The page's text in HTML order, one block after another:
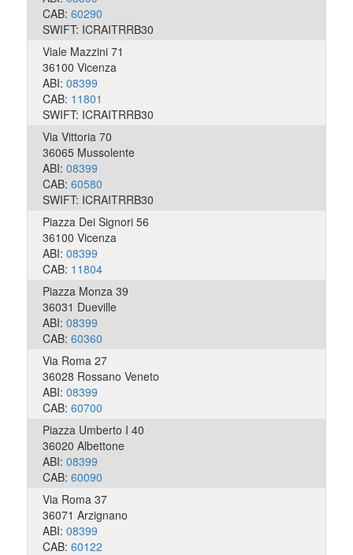
CAB: 60290
SWIFT: ICRAITRRB30
Viale Mazzini 71
36100 Vicenza
ABI: 08399
CAB: 11801
SWIFT: ICRAITRRB30
Via Vittoria 70
36065 Mussolente
ABI: 08399
CAB: 60580
SWIFT: ICRAITRRB30
Piazza Dei Signori 56
36100 Vicenza
ABI: 08399
CAB: 11804
Piazza Monza 39
36031 Dueville
ABI: 08399
CAB: 60360
Via Roma 27
36028 Rossano Veneto
ABI: 08399
CAB: 60700
Piazza Umberto I 40
36020 Albettone
ABI: 08399
CAB: 60090
Via Roma 37
36071 Arzignano
ABI: 08399
CAB: 60122